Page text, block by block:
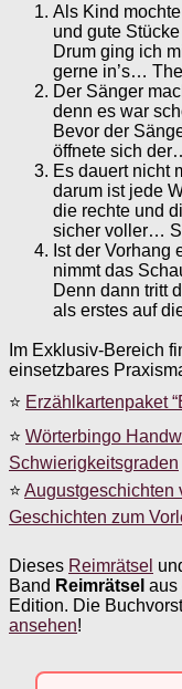
Als Kind
und gute
Drum ging ich
gerne in’s…
Der Sänger
denn es war
Bevor der
öffnete sich
Es dauert nicht
darum ist jede
die rechte und
sicher voller…
Ist der Vorhang
nimmt das
Denn dann tritt
als erstes auf
Im Exklusiv-Bereich
einsetzbares
⭐ Erzählkartenpaket
⭐ Wörterbingo
Schwierigkeitsgraden
⭐ Augustgeschichten
Geschichten zum
Dieses Reimrätsel
Band Reimrätsel aus
Edition. Die
ansehen!